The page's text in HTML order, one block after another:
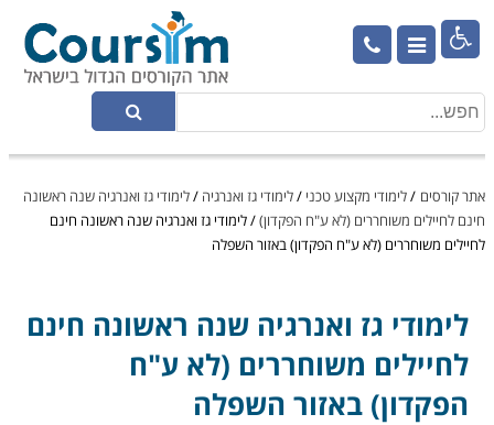

אתר קורסים /לימודי מקצוע טכני /לימודי גז ואנרגיה /לימודי גז ואנרגיה שנה ראשונה
חינם לחיילים משוחררים (לא ע"ח הפקדון)/לימודי גז ואנרגיה שנה ראשונה חינם
לחיילים משוחררים (לא ע"ח הפקדון) באזור השפלה
לימודי גז ואנרגיה שנה ראשונה חינם
לחיילים משוחררים (לא ע"ח
הפקדון) באזור השפלה